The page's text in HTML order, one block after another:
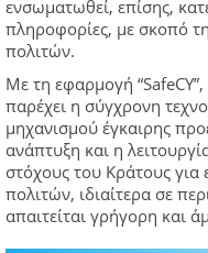
ενσωματωθεί, επίσης,
πληροφορίες, με σκοπό
πολιτών.
Με τη εφαρμογή
παρέχει η σύγχρονη
μηχανισμού έγκαιρης
ανάπτυξη και η
στόχους του Κράτους
πολιτών, ιδιαίτερα σε
απαιτείται γρήγορη και